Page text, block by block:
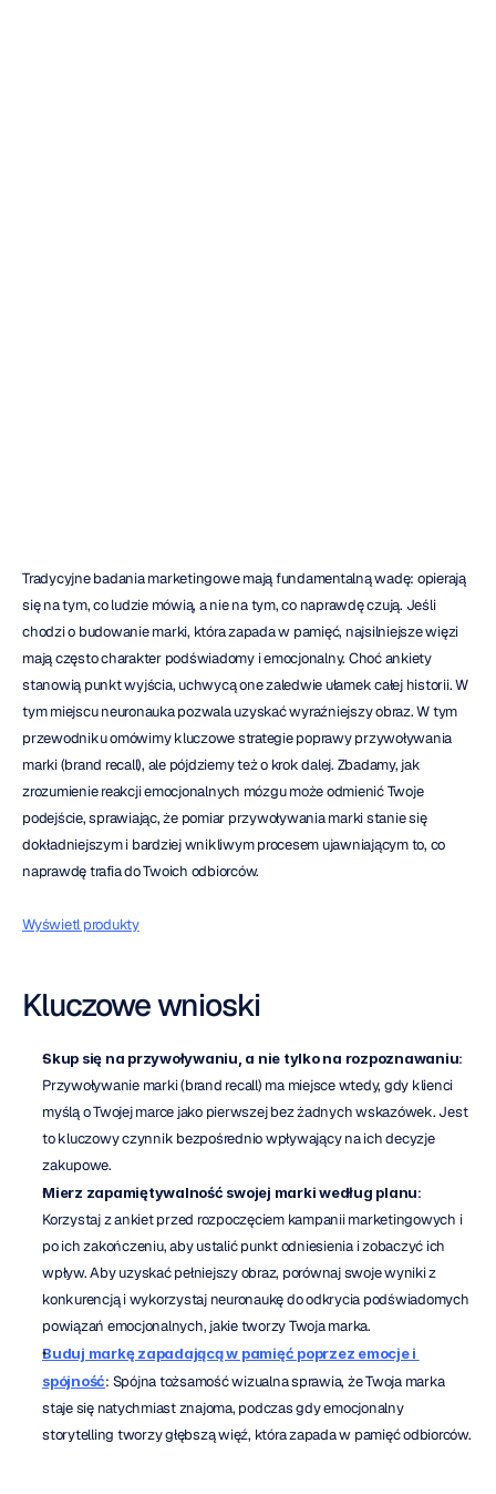
Tradycyjne badania marketingowe mają fundamentalną wadę: opierają
się na tym, co ludzie mówią, a nie na tym, co naprawdę czują. Jeśli
chodzi o budowanie marki, która zapada w pamięć, najsilniejsze więzi
mają często charakter podświadomy i emocjonalny. Choć ankiety
stanowią punkt wyjścia, uchwycą one zaledwie ułamek całej historii. W
tym miejscu neuronauka pozwala uzyskać wyraźniejszy obraz. W tym
przewodniku omówimy kluczowe strategie poprawy przywoływania
marki (brand recall), ale pójdziemy też o krok dalej. Zbadamy, jak
zrozumienie reakcji emocjonalnych mózgu może odmienić Twoje
podejście, sprawiając, że pomiar przywoływania marki stanie się
dokładniejszym i bardziej wnikliwym procesem ujawniającym to, co
naprawdę trafia do Twoich odbiorców.
Wyświetl produkty
Kluczowe wnioski
Skup się na przywoływaniu, a nie tylko na rozpoznawaniu:
Przywoływanie marki (brand recall) ma miejsce wtedy, gdy klienci
myślą o Twojej marce jako pierwszej bez żadnych wskazówek. Jest
to kluczowy czynnik bezpośrednio wpływający na ich decyzje
zakupowe.
Mierz zapamiętywalność swojej marki według planu:
Korzystaj z ankiet przed rozpoczęciem kampanii marketingowych i
po ich zakończeniu, aby ustalić punkt odniesienia i zobaczyć ich
wpływ. Aby uzyskać pełniejszy obraz, porównaj swoje wyniki z
konkurencją i wykorzystaj neuronaukę do odkrycia podświadomych
powiązań emocjonalnych, jakie tworzy Twoja marka.
Buduj markę zapadającą w pamięć poprzez emocje i
spójność: Spójna tożsamość wizualna sprawia, że Twoja marka
staje się natychmiast znajoma, podczas gdy emocjonalny
storytelling tworzy głębszą więź, która zapada w pamięć odbiorców.